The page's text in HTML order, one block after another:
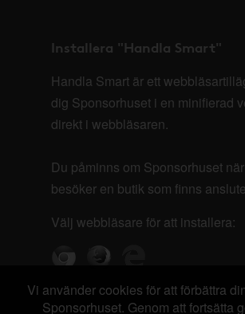
Installera "Handla Smart"
Handla Smart är ett
dig Sponsorhuset i en minifierad
direkt i webbläsaren.
Du påminns om Sponsorhuset
besöker en butik som finns
Välj webbläsare för att installera:
Vi använder cookies för att förbättra
Sponsorhuset. Genom att fortsätta